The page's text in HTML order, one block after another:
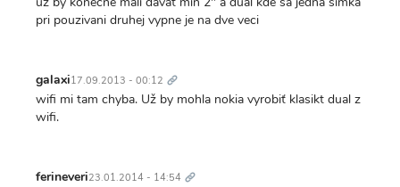
pri pouzivani druhej vypne je na dve veci
galaxi17.09.2013 - 00:12 odkaz
wifi mi tam chyba. Už by mohla nokia vyrobiť klasikt dual z
wifi.
ferineveri23.01.2014 - 14:54 odkaz